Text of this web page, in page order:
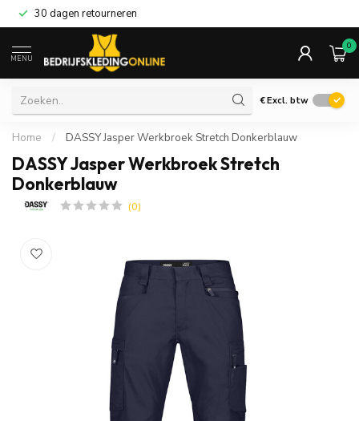
30 dagen retourneren
MENU
0
€Excl. btw
Home / DASSY Jasper Werkbroek Stretch Donkerblauw
DASSY Jasper Werkbroek Stretch
Donkerblauw
(0)